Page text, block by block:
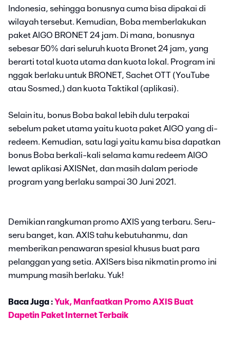
Indonesia, sehingga bonusnya cuma bisa dipakai di
wilayah tersebut. Kemudian, Boba memberlakukan
paket AIGO BRONET 24 jam. Di mana, bonusnya
sebesar 50% dari seluruh kuota Bronet 24 jam, yang
berarti total kuota utama dan kuota lokal. Program ini
nggak berlaku untuk BRONET, Sachet OTT (YouTube
atau Sosmed,) dan kuota Taktikal (aplikasi).
Selain itu, bonus Boba bakal lebih dulu terpakai
sebelum paket utama yaitu kuota paket AIGO yang di-
redeem. Kemudian, satu lagi yaitu kamu bisa dapatkan
bonus Boba berkali-kali selama kamu redeem AIGO
lewat aplikasi AXISNet, dan masih dalam periode
program yang berlaku sampai 30 Juni 2021.
Demikian rangkuman promo AXIS yang terbaru. Seru-
seru banget, kan. AXIS tahu kebutuhanmu, dan
memberikan penawaran spesial khusus buat para
pelanggan yang setia. AXISers bisa nikmatin promo ini
mumpung masih berlaku. Yuk!
Baca Juga : Yuk, Manfaatkan Promo AXIS Buat
Dapetin Paket Internet Terbaik